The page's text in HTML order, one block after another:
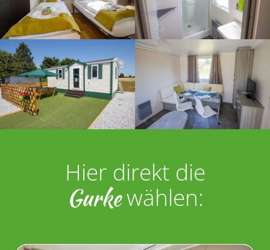
Hier direkt die
Gurkewählen: